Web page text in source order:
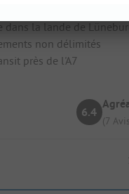
dans la lande de
non délimités
près de l'A7
6.4
(7